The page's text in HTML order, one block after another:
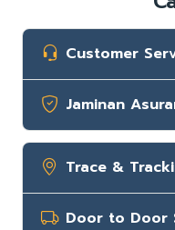
Customer
Jaminan
Trace &
Door to Door